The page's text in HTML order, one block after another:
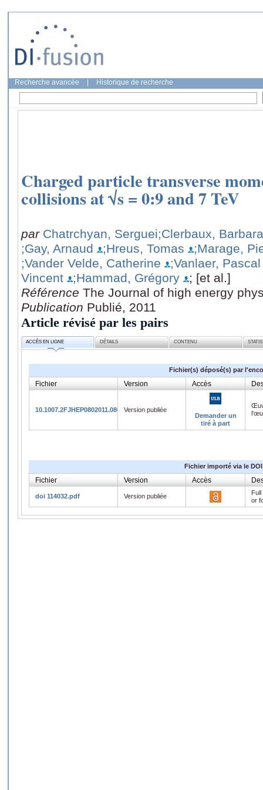
Recherche avancée Historique de recherche
Charged particle transverse
collisions at √s = 0:9 and 7 TeV
par Chatrchyan, Serguei;Clerbaux, Barbara
;Gay, Arnaud
;Hreus, Tomas
;Marage,
;Vander Velde, Catherine
;Vanlaer, Pascal
Vincent
;Hammad, Grégory
; [et al.]
Référence The Journal of high energy
Publication Publié, 2011
Article révisé par les pairs
ACCÈS EN LIGNE DÉTAILS CONTENU
Fichier(s) déposé(s) par
Fichier Version Accès
10.1007.2FJHEP0802011.086.pdfVersion publiée
Demander un
tiré à part
Fichier importé via le DOI
Fichier Version Accès
doi 114032.pdf Version publiée
or